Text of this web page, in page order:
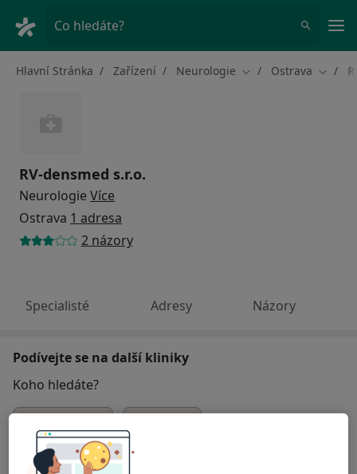
Co hledáte?
Hlavní Stránka Zařízení Neurologie Změna města
Ostrava
RV-densmed s.r.o.
Neurologie Více
Ostrava 1 adresa
2 názory
Specialisté Adresy Názory
Podívejte se na další kliniky
Koho hledáte?
Hledejte jinou specializaci